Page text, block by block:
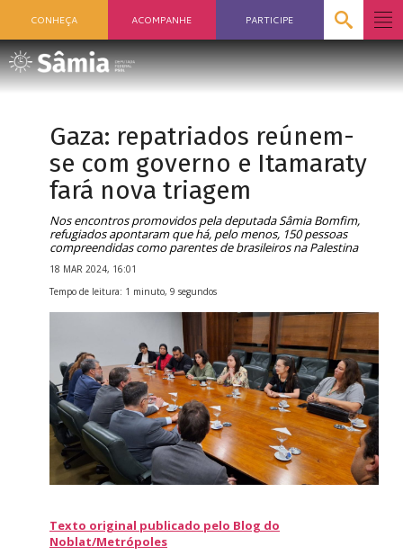
CONHEÇA ACOMPANHE PARTICIPE
Gaza: repatriados reúnem-
se com governo e Itamaraty
fará nova triagem
Nos encontros promovidos pela deputada Sâmia Bomfim,
refugiados apontaram que há, pelo menos, 150 pessoas
compreendidas como parentes de brasileiros na Palestina
18 MAR 2024, 16:01
Tempo de leitura: 1 minuto, 9 segundos
Texto original publicado pelo Blog do
Noblat/Metrópoles